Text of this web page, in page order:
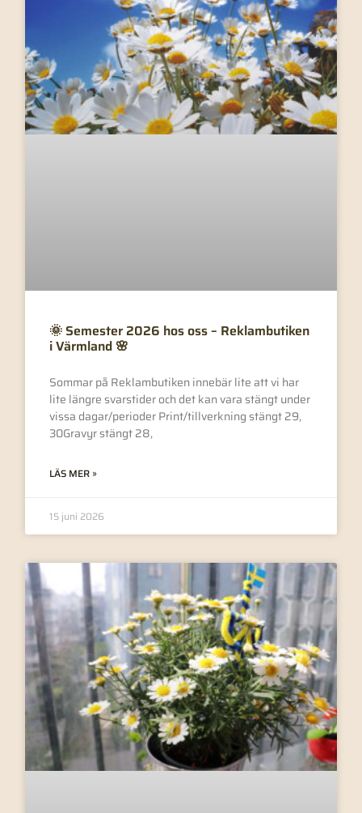
🌞 Semester 2026 hos oss – Reklambutiken
i Värmland 🌸
Sommar på Reklambutiken innebär lite att vi har
lite längre svarstider och det kan vara stängt under
vissa dagar/perioder Print/tillverkning stängt 29,
30Gravyr stängt 28,
LÄS MER »
15 juni 2026